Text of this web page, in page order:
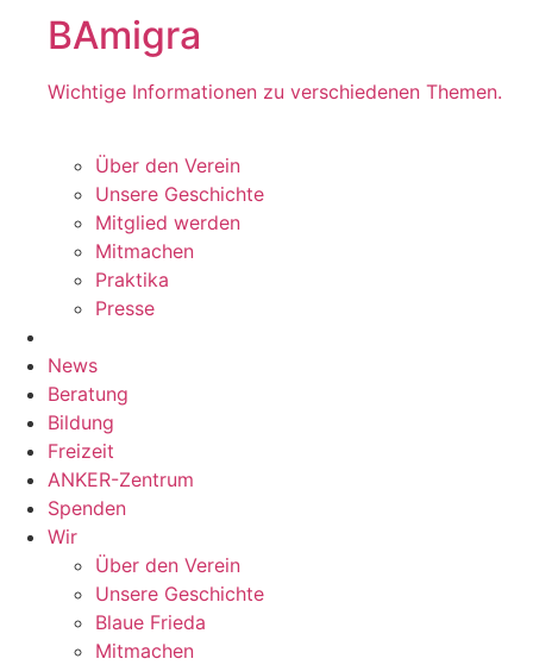
BAmigra
Wichtige Informationen zu verschiedenen Themen.
Über den Verein
Unsere Geschichte
Mitglied werden
Mitmachen
Praktika
Presse
News
Beratung
Bildung
Freizeit
ANKER-Zentrum
Spenden
Wir
Über den Verein
Unsere Geschichte
Blaue Frieda
Mitmachen